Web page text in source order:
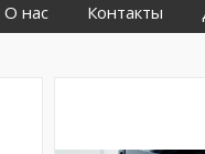
О нас Контакты